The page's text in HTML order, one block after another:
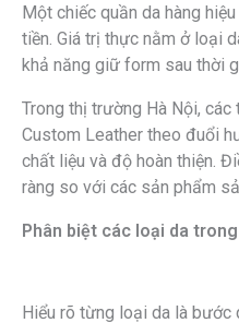
Một chiếc quần da hàng
tiền. Giá trị thực nằm ở loại
khả năng giữ form sau thời
Trong thị trường Hà Nội,
Custom Leather theo đuổi
chất liệu và độ hoàn thiện.
ràng so với các sản phẩm
Phân biệt các loại da
Hiểu rõ từng loại da là